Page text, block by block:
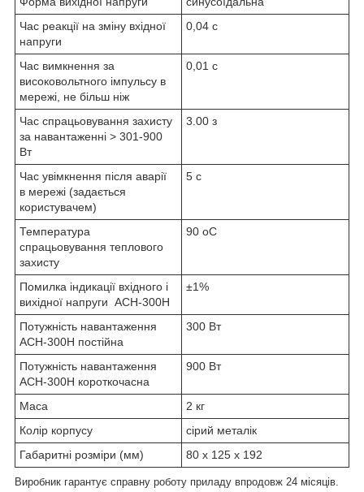
Час реакції на зміну вхідної
напруги
0,04 с
Час вимкнення за
високовольтного імпульсу в
мережі, не більш ніж
0,01 с
Час спрацьовування захисту
за навантаженні > 301-900
Вт
3.00 з
Час увімкнення після аварії
в мережі (задається
користувачем)
5 c
Температура
спрацьовування теплового
захисту
90 oС
Помилка індикації вхідного і
вихідної напруги АСН-300Н
±1%
Потужність навантаження
АСН-300Н постійна
300 Вт
Потужність навантаження
АСН-300Н короткочасна
900 Вт
Маса
2 кг
Колір корпусу
сірий металік
Габаритні розміри (мм)
80 х 125 х 192
Виробник гарантує справну роботу приладу впродовж 24 місяців.